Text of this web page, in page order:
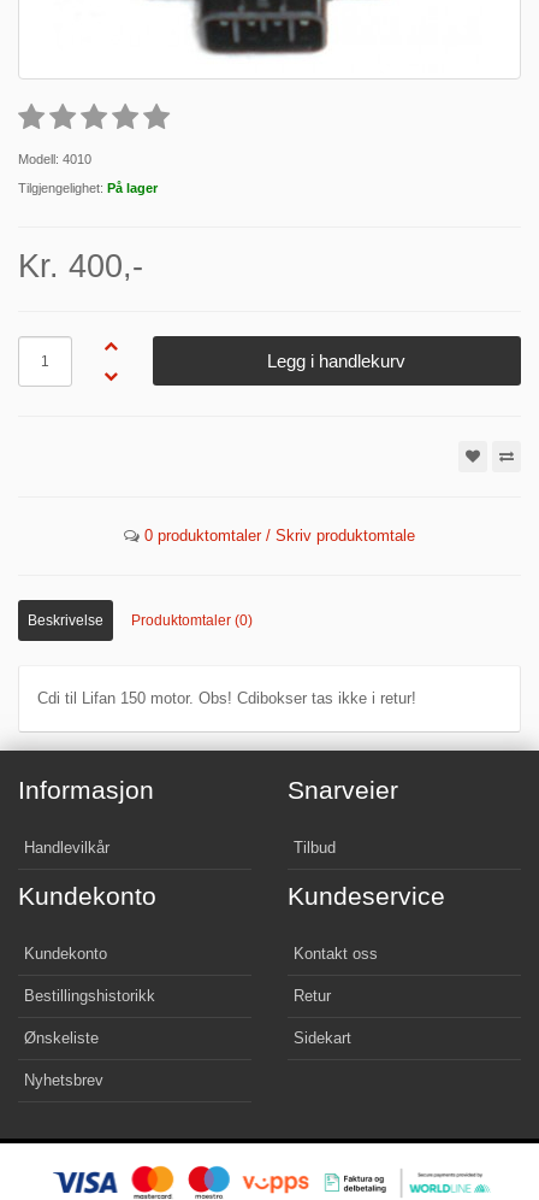
Modell: 4010
Tilgjengelighet: På lager
Kr. 400,-
Legg i handlekurv
0 produktomtaler / Skriv produktomtale
Beskrivelse Produktomtaler (0)
Cdi til Lifan 150 motor. Obs! Cdibokser tas ikke i retur!
Informasjon
Handlevilkår
Snarveier
Tilbud
Kundekonto
Kundekonto
Bestillingshistorikk
Ønskeliste
Nyhetsbrev
Kundeservice
Kontakt oss
Retur
Sidekart